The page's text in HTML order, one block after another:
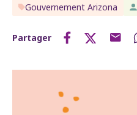
Gouvernement Arizona
Partager